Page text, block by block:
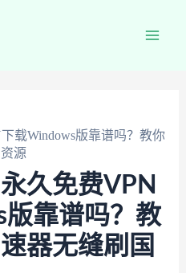
载Windows版靠谱吗？教你
源
久免费VPN
版靠谱吗？教
器无缝刷国